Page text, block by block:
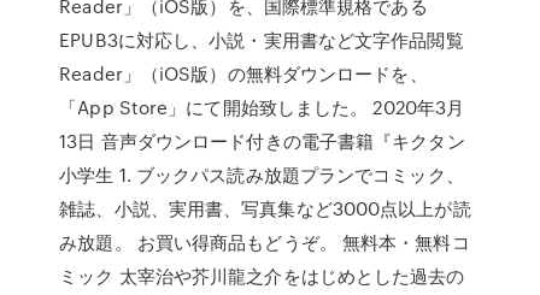
Reader」（iOS版）を、国際標準規格である
EPUB3に対応し、小説・実用書など文字作品閲覧
Reader」（iOS版）の無料ダウンロードを、
「App Store」にて開始致しました。 2020年3月
13日 音声ダウンロード付きの電子書籍『キクタン
小学生 1. ブックパス読み放題プランでコミック、
雑誌、小説、実用書、写真集など3000点以上が読
み放題。 お買い得商品もどうぞ。 無料本・無料コ
ミック 太宰治や芥川龍之介をはじめとした過去の